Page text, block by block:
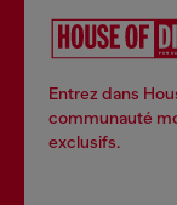
Entrez dans
communauté
exclusifs.